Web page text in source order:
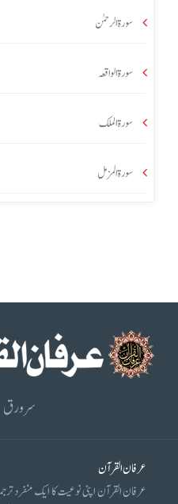
سورۃ الرحمٰن
سورۃ الواقعہ
سورۃ الملک
سورۃ المزمل
سرورق
عرفان القرآن
عرفان القرآن اپنی نوعیت کا ایک منفرد